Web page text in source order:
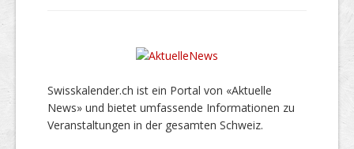
Swisskalender.ch ist ein Portal von «Aktuelle
News» und bietet umfassende Informationen zu
Veranstaltungen in der gesamten Schweiz.